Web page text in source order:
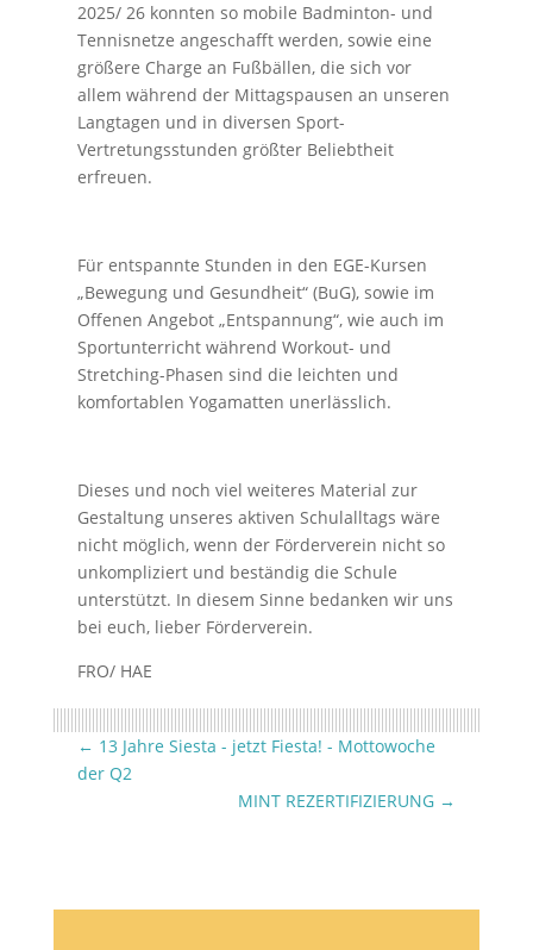
2025/ 26 konnten so mobile Badminton- und
Tennisnetze angeschafft werden, sowie eine
größere Charge an Fußbällen, die sich vor
allem während der Mittagspausen an unseren
Langtagen und in diversen Sport-
Vertretungsstunden größter Beliebtheit
erfreuen.
Für entspannte Stunden in den EGE-Kursen
„Bewegung und Gesundheit“ (BuG), sowie im
Offenen Angebot „Entspannung“, wie auch im
Sportunterricht während Workout- und
Stretching-Phasen sind die leichten und
komfortablen Yogamatten unerlässlich.
Dieses und noch viel weiteres Material zur
Gestaltung unseres aktiven Schulalltags wäre
nicht möglich, wenn der Förderverein nicht so
unkompliziert und beständig die Schule
unterstützt. In diesem Sinne bedanken wir uns
bei euch, lieber Förderverein.
FRO/ HAE
← 13 Jahre Siesta - jetzt Fiesta! - Mottowoche
der Q2
MINT REZERTIFIZIERUNG →